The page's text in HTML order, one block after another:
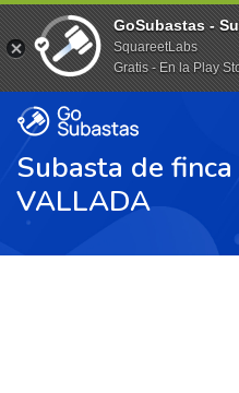
Subasta de
VALLADA
GoSubastas -
SquareetLabs
Gratis - En la Play